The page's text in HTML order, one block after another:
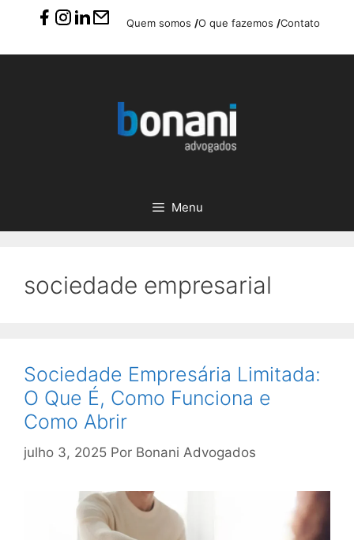
Quem somos /O que fazemos /Contato
Menu
sociedade empresarial
Sociedade Empresária Limitada:
O Que É, Como Funciona e
Como Abrir
julho 3, 2025 Por Bonani Advogados